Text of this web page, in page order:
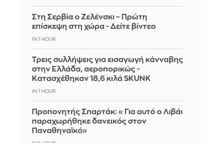
Στη Σερβία ο Ζελένσκι – Πρώτη
επίσκεψη στη χώρα - Δείτε βίντεο
IN 1 HOUR
Τρεις συλλήψεις για εισαγωγή κάνναβης
στην Ελλάδα, αεροπορικώς -
Κατασχέθηκαν 18,6 κιλά SKUNK
IN 1 HOUR
Προπονητής Σπαρτάκ: «Για αυτό ο Λιβάι
παραχωρήθηκε δανεικός στον
Παναθηναϊκό»